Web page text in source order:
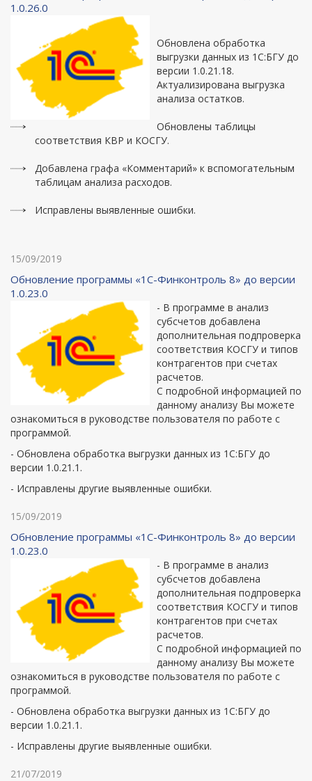
1.0.26.0
Обновлена обработка
выгрузки данных из 1С:БГУ до
версии 1.0.21.18.
Актуализирована выгрузка
анализа остатков.
Обновлены таблицы
соответствия КВР и КОСГУ.
Добавлена графа «Комментарий» к вспомогательным
таблицам анализа расходов.
Исправлены выявленные ошибки.
15/09/2019
Обновление программы «1С-Финконтроль 8» до версии
1.0.23.0
- В программе в анализ
субсчетов добавлена
дополнительная подпроверка
соответствия КОСГУ и типов
контрагентов при счетах
расчетов.
С подробной информацией по
данному анализу Вы можете
ознакомиться в руководстве пользователя по работе с
программой.
- Обновлена обработка выгрузки данных из 1С:БГУ до
версии 1.0.21.1.
- Исправлены другие выявленные ошибки.
15/09/2019
Обновление программы «1С-Финконтроль 8» до версии
1.0.23.0
- В программе в анализ
субсчетов добавлена
дополнительная подпроверка
соответствия КОСГУ и типов
контрагентов при счетах
расчетов.
С подробной информацией по
данному анализу Вы можете
ознакомиться в руководстве пользователя по работе с
программой.
- Обновлена обработка выгрузки данных из 1С:БГУ до
версии 1.0.21.1.
- Исправлены другие выявленные ошибки.
21/07/2019